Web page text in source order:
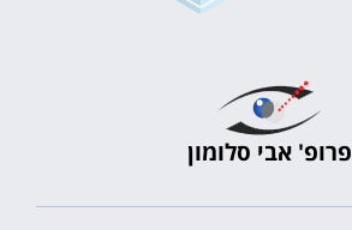
פרופ' אבי סלומון